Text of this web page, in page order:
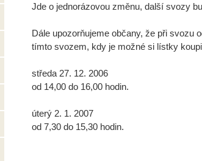
Jde o jednorázovou změnu, další svozy
Dále upozorňujeme občany, že při svozu
tímto svozem, kdy je možné si lístky
středa 27. 12. 2006
od 14,00 do 16,00 hodin.
úterý 2. 1. 2007
od 7,30 do 15,30 hodin.